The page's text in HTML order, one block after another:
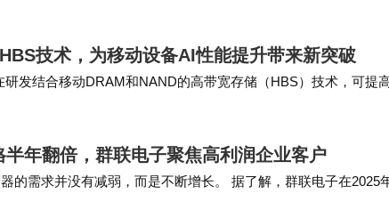
技术，为移动设备AI性能提升带来新突破
发结合移动DRAM和NAND的高带宽存储（HBS）技术，可提
孔（TSV）技术，VFO无需穿孔，成本更低、良率更高…
年翻倍，群联电子聚焦高利润企业客户
的需求并没有减弱，而是不断增长。 据了解，群联电子在2025
商延长了长期协议。群联电子将与主要GPU和服务器供应商合…